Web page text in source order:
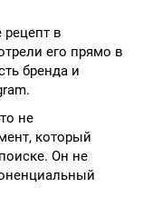
в
его прямо в
бренда и
не
который
Он не